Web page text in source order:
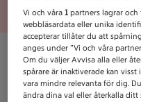
Vi och våra1 partners lagrar
webbläsardata eller unika
accepterar tillåter du att
anges under ”Vi och våra
Om du väljer Avvisa alla eller
spårare är inaktiverade kan
vara mindre relevanta för dig.
ändra dina val eller återkalla ditt